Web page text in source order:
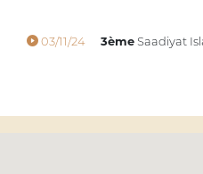
03/11/24 3èmeSaadiyat